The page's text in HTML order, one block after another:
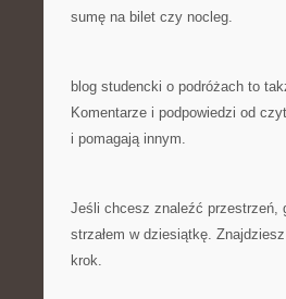
sumę na bilet czy nocleg.
blog studencki o podróżach to
Komentarze i podpowiedzi od
i pomagają innym.
Jeśli chcesz znaleźć przestrzeń,
strzałem w dziesiątkę.
krok.